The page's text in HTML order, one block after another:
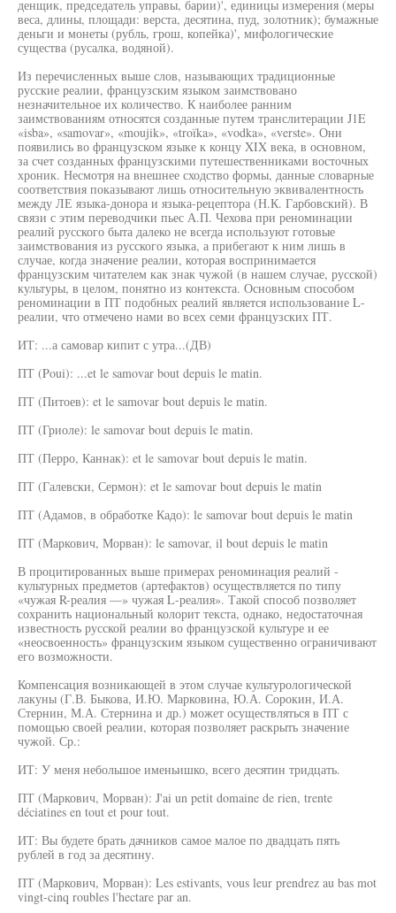
денщик, председатель управы, барии)', единицы измерения (меры
веса, длины, площади: верста, десятина, пуд, золотник); бумажные
деньги и монеты (рубль, грош, копейка)', мифологические
существа (русалка, водяной).
Из перечисленных выше слов, называющих традиционные
русские реалии, французским языком заимствовано
незначительное их количество. К наиболее ранним
заимствованиям относятся созданные путем транслитерации J1E
«isba», «samovar», «moujik», «troïka», «vodka», «verste». Они
появились во французском языке к концу XIX века, в основном,
за счет созданных французскими путешественниками восточных
хроник. Несмотря на внешнее сходство формы, данные словарные
соответствия показывают лишь относительную эквивалентность
между ЛЕ языка-донора и языка-рецептора (Н.К. Гарбовский). В
связи с этим переводчики пьес А.П. Чехова при реноминации
реалий русского быта далеко не всегда используют готовые
заимствования из русского языка, а прибегают к ним лишь в
случае, когда значение реалии, которая воспринимается
французским читателем как знак чужой (в нашем случае, русской)
культуры, в целом, понятно из контекста. Основным способом
реноминации в ПТ подобных реалий является использование L-
реалии, что отмечено нами во всех семи французских ПТ.
ИТ: ...а самовар кипит с утра...(ДВ)
ПТ (Poui): ...et le samovar bout depuis le matin.
ПТ (Питоев): et le samovar bout depuis le matin.
ПТ (Гриоле): le samovar bout depuis le matin.
ПТ (Перро, Каннак): et le samovar bout depuis le matin.
ПТ (Галевски, Сермон): et le samovar bout depuis le matin
ПТ (Адамов, в обработке Кадо): le samovar bout depuis le matin
ПТ (Маркович, Морван): le samovar, il bout depuis le matin
В процитированных выше примерах реноминация реалий -
культурных предметов (артефактов) осуществляется по типу
«чужая R-реалия —» чужая L-реалия». Такой способ позволяет
сохранить национальный колорит текста, однако, недостаточная
известность русской реалии во французской культуре и ее
«неосвоенность» французским языком существенно ограничивают
его возможности.
Компенсация возникающей в этом случае культурологической
лакуны (Г.В. Быкова, И.Ю. Марковина, Ю.А. Сорокин, И.А.
Стернин, М.А. Стернина и др.) может осуществляться в ПТ с
помощью своей реалии, которая позволяет раскрыть значение
чужой. Ср.:
ИТ: У меня небольшое именьишко, всего десятин тридцать.
ПТ (Маркович, Морван): J'ai un petit domaine de rien, trente
déciatines en tout et pour tout.
ИТ: Вы будете брать дачников самое малое по двадцать пять
рублей в год за десятину.
ПТ (Маркович, Морван): Les estivants, vous leur prendrez au bas mot
vingt-cinq roubles l'hectare par an.